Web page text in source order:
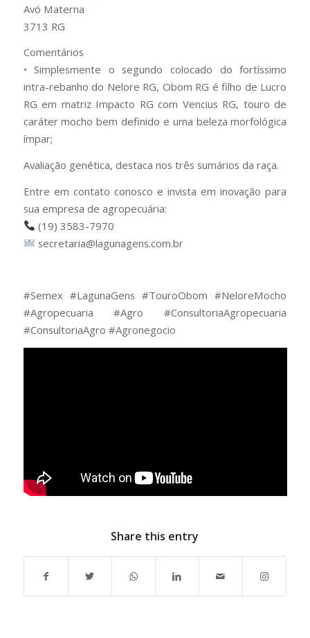
Avó Materna
3713 RG
Comentários
• Simplesmente o segundo colocado do fortíssimo
intra-rebanho do Nelore RG, Obom RG é filho de Lucro
RG em matriz Impacto RG com Vencius RG, touro de
caráter mocho bem definido e uma beleza morfológica
ímpar;
Avaliação genética, destaca nos três sumários da raça.
Entre em contato conosco e invista em inovação para
sua empresa de agropecuária:
(19) 3583-7970
secretaria@lagunagens.com.br
#Semex #LagunaGens #TouroObom #NeloreMocho
#Agropecuaria #Agro #ConsultoriaAgropecuaria
#ConsultoriaAgro #Agronegocio
Share this entry